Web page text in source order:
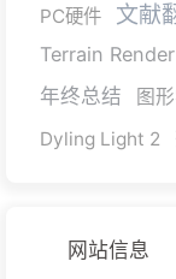
PC硬件
文献
Terrain Render
年终总结 图
Dyling Light 2
网站信息